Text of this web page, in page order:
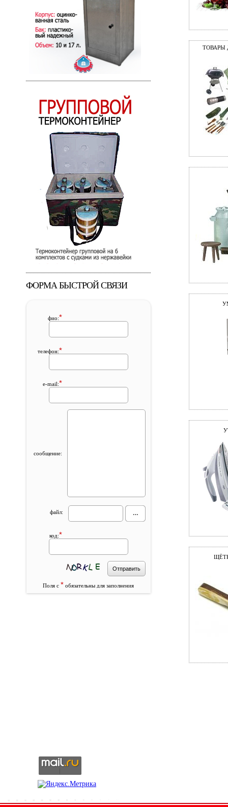
ФОРМА БЫСТРОЙ СВЯЗИ
фио:*
телефон:*
e-mail:*
сообщение:
файл:
код:*
Поля с * обязательны для заполнения
ТОВАРЫ